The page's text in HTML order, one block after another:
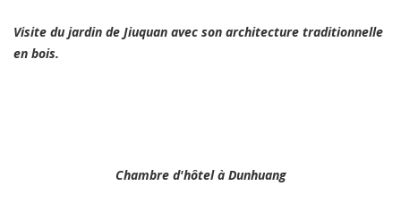
Visite du jardin de Jiuquan avec son architecture traditionnelle
en bois.
Chambre d'hôtel à Dunhuang